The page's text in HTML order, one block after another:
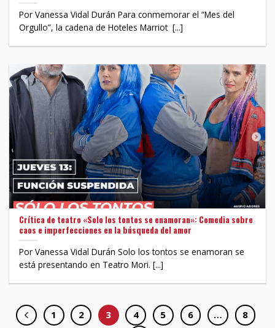
Por Vanessa Vidal Durán Para conmemorar el “Mes del
Orgullo”, la cadena de Hoteles Marriot [...]
Crítica de teatro «Solo los tontos se enamoran»: Comedia sobre
caos e imperfecciones en la búsqueda del amor
Por Vanessa Vidal Durán Solo los tontos se enamoran se
está presentando en Teatro Mori. [...]
1 2 3 4 5 6 … 8